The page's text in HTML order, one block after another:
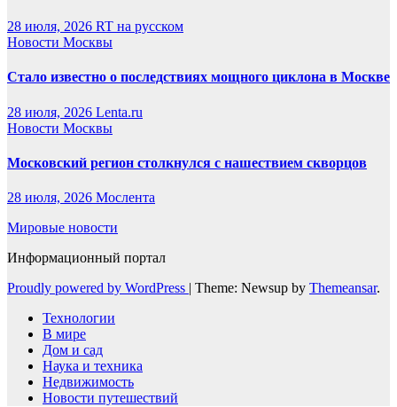
28 июля, 2026 RT на русском
Новости Москвы
Стало известно о последствиях мощного циклона в Москве
28 июля, 2026 Lenta.ru
Новости Москвы
Московский регион столкнулся с нашествием скворцов
28 июля, 2026 Мослента
Мировые новости
Информационный портал
Proudly powered by WordPress | Theme: Newsup by Themeansar.
Технологии
В мире
Дом и сад
Наука и техника
Недвижимость
Новости путешествий